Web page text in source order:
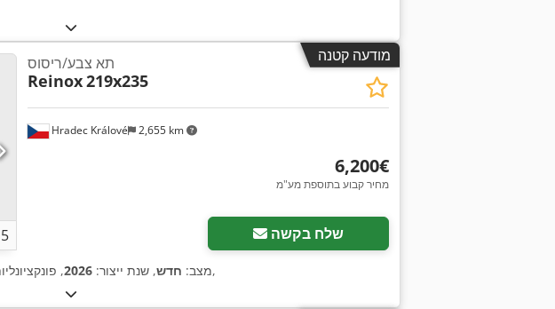
מודעה קטנה
5
Hradec Králové 2,655 km
תא צבע/ריסוס
Reinox219x235
‏6,200 ‏€
מחיר קבוע בתוספת מע"מ
שלח בקשה
מצב: חדש, שנת ייצור: 2026
, ,